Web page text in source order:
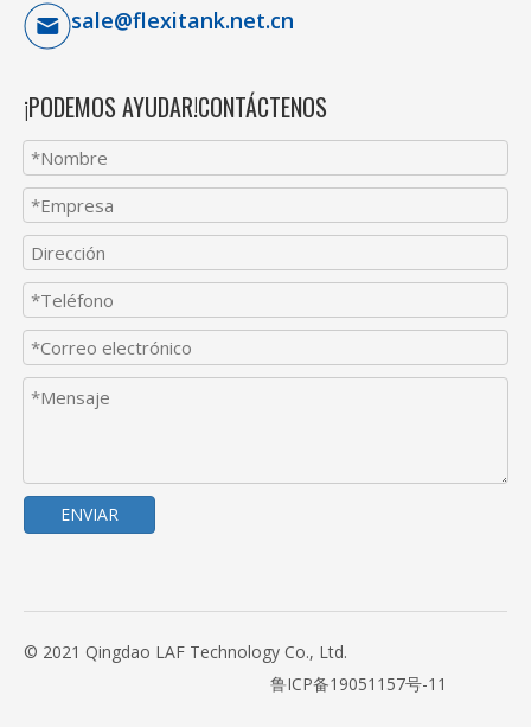
sale@flexitank.net.cn
¡PODEMOS AYUDAR!CONTÁCTENOS
ENVIAR
© 2021 Qingdao LAF Technology Co., Ltd.
鲁ICP备19051157号-11